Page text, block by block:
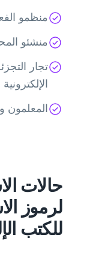
منظمو
منشئو
تجار
الإلكترونية
المعلمون
حالات
لرموز
للكتب